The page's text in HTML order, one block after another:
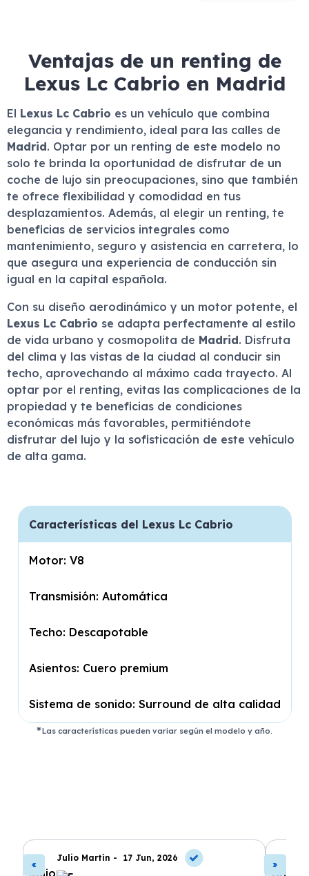
Ventajas de un renting de
Lexus Lc Cabrio en Madrid
El Lexus Lc Cabrio es un vehículo que combina
elegancia y rendimiento, ideal para las calles de
Madrid. Optar por un renting de este modelo no
solo te brinda la oportunidad de disfrutar de un
coche de lujo sin preocupaciones, sino que también
te ofrece flexibilidad y comodidad en tus
desplazamientos. Además, al elegir un renting, te
beneficias de servicios integrales como
mantenimiento, seguro y asistencia en carretera, lo
que asegura una experiencia de conducción sin
igual en la capital española.
Con su diseño aerodinámico y un motor potente, el
Lexus Lc Cabrio se adapta perfectamente al estilo
de vida urbano y cosmopolita de Madrid. Disfruta
del clima y las vistas de la ciudad al conducir sin
techo, aprovechando al máximo cada trayecto. Al
optar por el renting, evitas las complicaciones de la
propiedad y te beneficias de condiciones
económicas más favorables, permitiéndote
disfrutar del lujo y la sofisticación de este vehículo
de alta gama.
Características del Lexus Lc Cabrio
Motor: V8
Transmisión: Automática
Techo: Descapotable
Asientos: Cuero premium
Sistema de sonido: Surround de alta calidad
Las características pueden variar según el modelo y año.
Julio Martín - 17 Jun, 2026